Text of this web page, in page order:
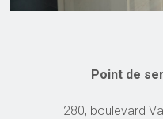
Point de
280, boulevard